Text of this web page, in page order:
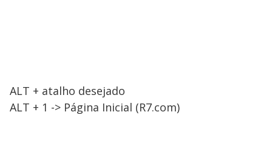
ALT + atalho desejado
ALT + 1 -> Página Inicial (R7.com)